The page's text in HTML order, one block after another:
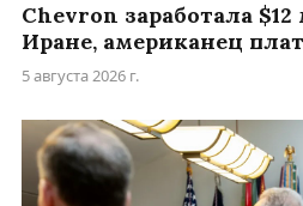
Chevron заработала
Иране, американец
5 августа 2026 г.